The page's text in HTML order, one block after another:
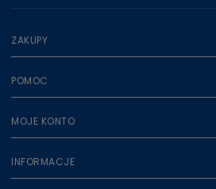
ZAKUPY
POMOC
MOJE KONTO
INFORMACJE